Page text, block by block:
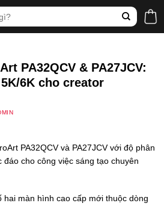
PA32QCV & PA27JCV:
6K cho creator
PA32QCV và PA27JCV với độ phân
đáo cho công việc sáng tạo chuyên
hai màn hình cao cấp mới thuộc dòng